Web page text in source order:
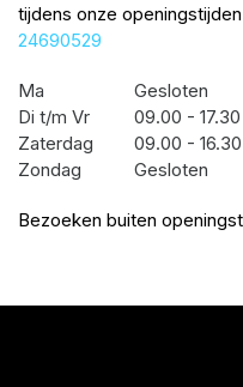
tijdens onze
24690529
Ma
Gesloten
Di t/m Vr
09.00 - 17.30
Zaterdag
09.00 - 16.30
Zondag
Gesloten
Bezoeken buiten